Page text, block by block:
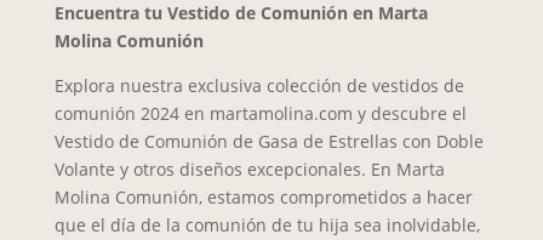
Encuentra tu Vestido de Comunión en Marta
Molina Comunión
Explora nuestra exclusiva colección de vestidos de
comunión 2024 en martamolina.com y descubre el
Vestido de Comunión de Gasa de Estrellas con Doble
Volante y otros diseños excepcionales. En Marta
Molina Comunión, estamos comprometidos a hacer
que el día de la comunión de tu hija sea inolvidable,